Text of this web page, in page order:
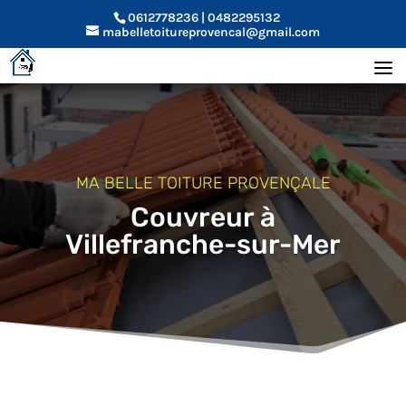
0612778236 | 0482295132
mabelletoitureprovencal@gmail.com
MA BELLE TOITURE PROVENÇALE
Couvreur à
Villefranche-sur-Mer